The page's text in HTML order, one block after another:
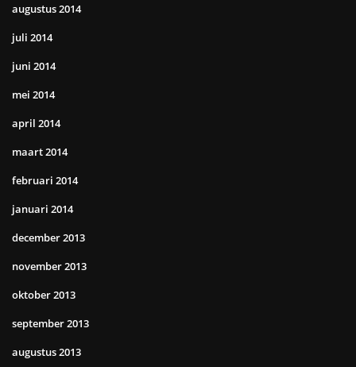
augustus 2014
juli 2014
juni 2014
mei 2014
april 2014
maart 2014
februari 2014
januari 2014
december 2013
november 2013
oktober 2013
september 2013
augustus 2013